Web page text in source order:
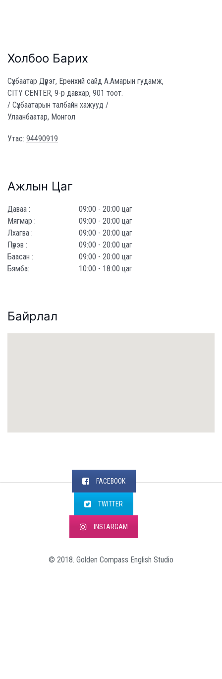
Холбоо Барих
Сүхбаатар Дүүрэг, Ерөнхий сайд А.Амарын гудамж,
CITY CENTER, 9-р давхар, 901 тоот.
/ Сүхбаатарын талбайн хажууд /
Улаанбаатар, Монгол
Утас: 94490919
Ажлын Цаг
Даваа :
09:00 - 20:00 цаг
Мягмар :
09:00 - 20:00 цаг
Лхагва :
09:00 - 20:00 цаг
Пүрэв :
09:00 - 20:00 цаг
Баасан :
09:00 - 20:00 цаг
Бямба:
10:00 - 18:00 цаг
Байрлал
FACEBOOK
TWITTER
INSTARGAM
© 2018. Golden Compass English Studio